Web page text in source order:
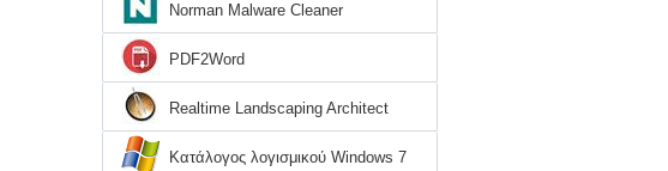
Norman Malware Cleaner
PDF2Word
Realtime Landscaping Architect
Κατάλογος λογισμικού Windows 7